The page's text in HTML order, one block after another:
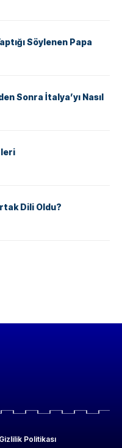
Söylenen Papa
Sonra İtalya’yı Nasıl
Dili Oldu?
Gizlilik Politikası